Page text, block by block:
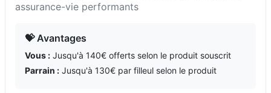
assurance-vie performants
💝 Avantages
Vous : Jusqu'à 140€ offerts selon le produit souscrit
Parrain : Jusqu'à 130€ par filleul selon le produit